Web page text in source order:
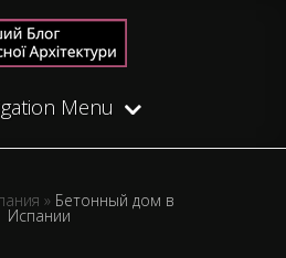
Menu
» Бетонный дом в
Испании